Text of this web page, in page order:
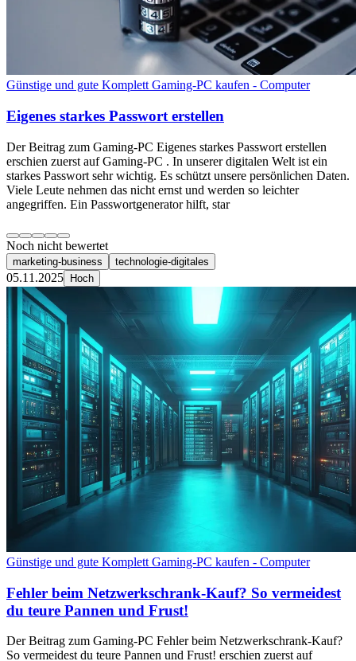
Günstige und gute Komplett Gaming-PC kaufen - Computer
Eigenes starkes Passwort erstellen
Der Beitrag zum Gaming-PC Eigenes starkes Passwort erstellen
erschien zuerst auf Gaming-PC . In unserer digitalen Welt ist ein
starkes Passwort sehr wichtig. Es schützt unsere persönlichen Daten.
Viele Leute nehmen das nicht ernst und werden so leichter
angegriffen. Ein Passwortgenerator hilft, star
Noch nicht bewertet
marketing-business technologie-digitales
05.11.2025 Hoch
Günstige und gute Komplett Gaming-PC kaufen - Computer
Fehler beim Netzwerkschrank-Kauf? So vermeidest
du teure Pannen und Frust!
Der Beitrag zum Gaming-PC Fehler beim Netzwerkschrank-Kauf?
So vermeidest du teure Pannen und Frust! erschien zuerst auf